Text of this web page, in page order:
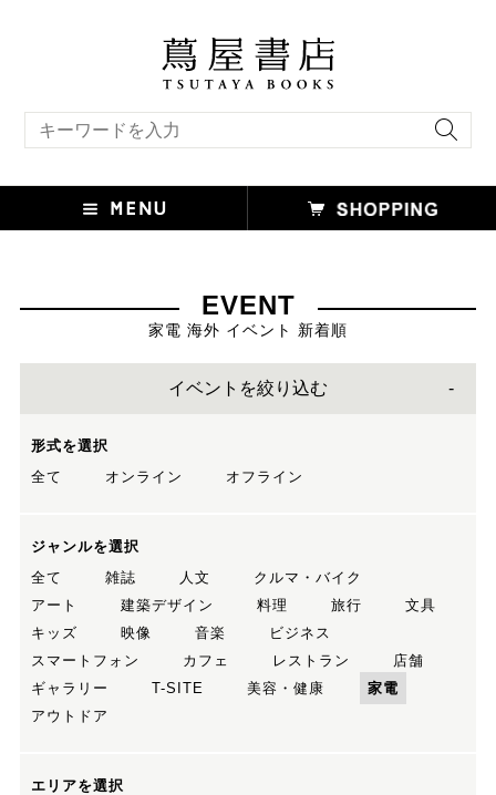
EVENT
家電 海外 イベント 新着順
イベントを絞り込む
形式を選択
全て
オンライン オフライン
ジャンルを選択
全て
雑誌 人文
クルマ・バイク
アート
建築デザイン 料理 旅行
文具
キッズ
映像 音楽
ビジネス
スマートフォン
カフェ レストラン
店舗
ギャラリー
T-SITE 美容・健康
家電
アウトドア
エリアを選択